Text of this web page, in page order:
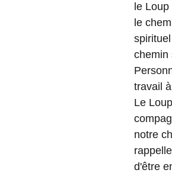
le
le
chemin
travail
Le
notre
d'être